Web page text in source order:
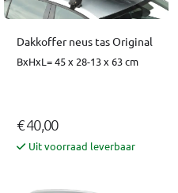
Dakkoffer neus tas Original
BxHxL= 45 x 28-13 x 63 cm
€ 40,00
Uit voorraad leverbaar